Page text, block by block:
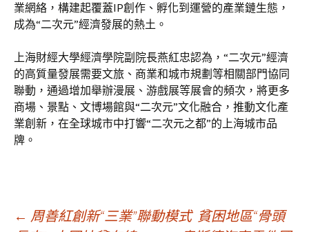
業網絡，構建起覆蓋IP創作、孵化到運營的產業鏈生態，
成為“二次元”經濟發展的熱土。
上海財經大學經濟學院副院長燕紅忠認為，“二次元”經濟
的高質量發展需要文旅、商業和城市規劃等相關部門協同
聯動，通過增加舉辦漫展、游戲展等展會的頻次，將更多
商場、景點、文博場館與“二次元”文化融合，推動文化產
業創新，在全球城市中打響“二次元之都”的上海城市品
牌。
← 周善紅創新“三業”聯動模式 貧困地區“骨頭